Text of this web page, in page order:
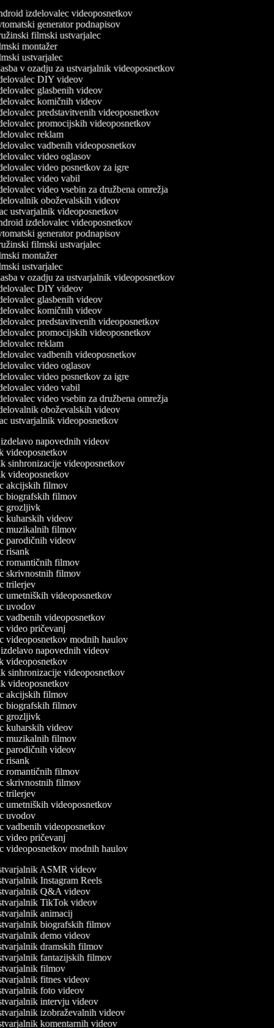
izdelovalec videoposnetkov
generator podnapisov
filmski ustvarjalec
montažer
ustvarjalec
v ozadju za ustvarjalnik videoposnetkov
DIY videov
glasbenih videov
komičnih videov
predstavitvenih videoposnetkov
promocijskih videoposnetkov
reklam
vadbenih videoposnetkov
video oglasov
video posnetkov za igre
video vabil
video vsebin za družbena omrežja
oboževalskih videov
ustvarjalnik videoposnetkov
izdelovalec videoposnetkov
generator podnapisov
filmski ustvarjalec
montažer
ustvarjalec
v ozadju za ustvarjalnik videoposnetkov
DIY videov
glasbenih videov
komičnih videov
predstavitvenih videoposnetkov
promocijskih videoposnetkov
reklam
vadbenih videoposnetkov
video oglasov
video posnetkov za igre
video vabil
video vsebin za družbena omrežja
oboževalskih videov
ustvarjalnik videoposnetkov
izdelavo napovednih videov
videoposnetkov
sinhronizacije videoposnetkov
videoposnetkov
akcijskih filmov
biografskih filmov
grozljivk
kuharskih videov
muzikalnih filmov
parodičnih videov
risank
romantičnih filmov
skrivnostnih filmov
trilerjev
umetniških videoposnetkov
uvodov
vadbenih videoposnetkov
video pričevanj
videoposnetkov modnih haulov
izdelavo napovednih videov
videoposnetkov
sinhronizacije videoposnetkov
videoposnetkov
akcijskih filmov
biografskih filmov
grozljivk
kuharskih videov
muzikalnih filmov
parodičnih videov
risank
romantičnih filmov
skrivnostnih filmov
trilerjev
umetniških videoposnetkov
uvodov
vadbenih videoposnetkov
video pričevanj
videoposnetkov modnih haulov
ASMR videov
Instagram Reels
Q&A videov
TikTok videov
animacij
biografskih filmov
demo videov
dramskih filmov
fantazijskih filmov
filmov
fitnes videov
foto videov
intervju videov
izobraževalnih videov
komentarnih videov